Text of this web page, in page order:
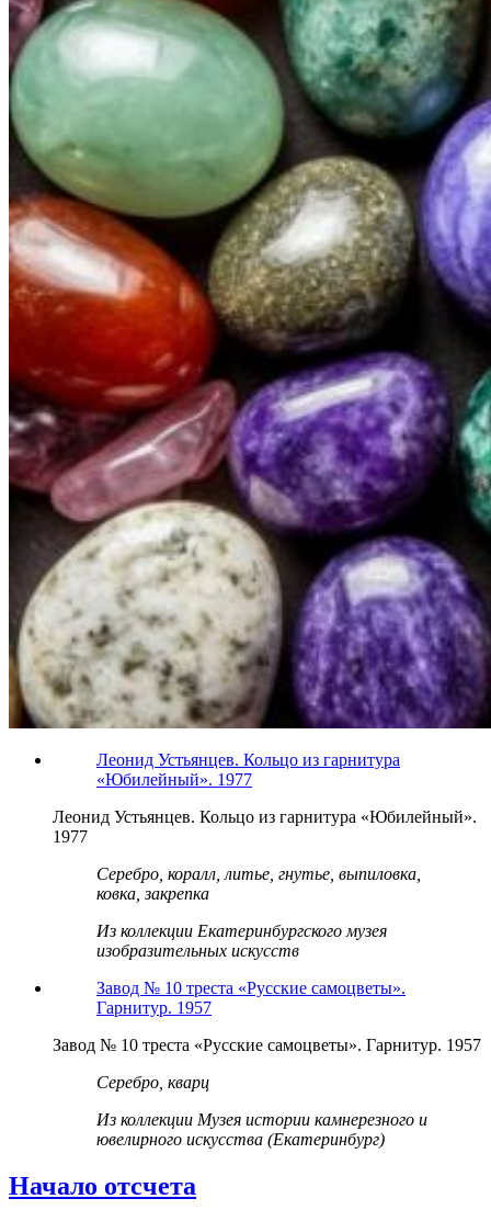
Леонид Устьянцев. Кольцо из гарнитура
«Юбилейный». 1977
Леонид Устьянцев. Кольцо из гарнитура «Юбилейный».
1977
Серебро, коралл, литье, гнутье, выпиловка,
ковка, закрепка
Из коллекции Екатеринбургского музея
изобразительных искусств
Завод № 10 треста «Русские самоцветы».
Гарнитур. 1957
Завод № 10 треста «Русские самоцветы». Гарнитур. 1957
Серебро, кварц
Из коллекции Музея истории камнерезного и
ювелирного искусства (Екатеринбург)
Начало отсчета